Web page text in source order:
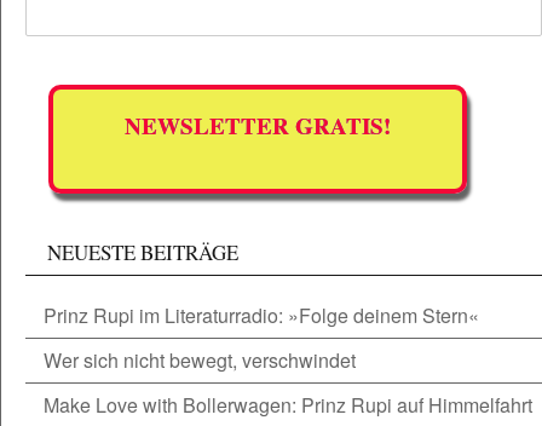
NEWSLETTER GRATIS!
NEUESTE BEITRÄGE
Prinz Rupi im Literaturradio: »Folge deinem Stern«
Wer sich nicht bewegt, verschwindet
Make Love with Bollerwagen: Prinz Rupi auf Himmelfahrt